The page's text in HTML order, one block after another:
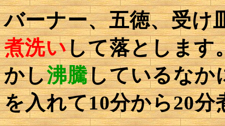
バーナー、五徳、受け
煮洗いして落とします
かし沸騰しているなか
を入れて10分から20分